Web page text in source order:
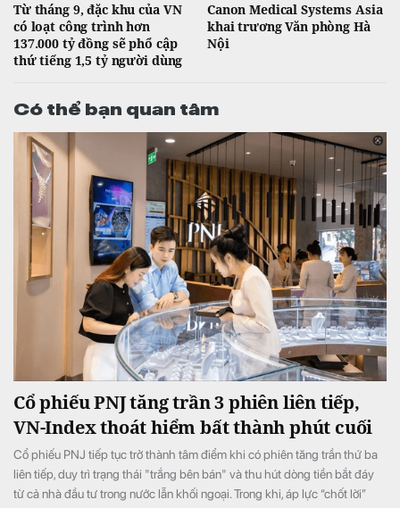
Từ tháng 9, đặc khu của VN
có loạt công trình hơn
137.000 tỷ đồng sẽ phổ cập
thứ tiếng 1,5 tỷ người dùng
Canon Medical Systems Asia
khai trương Văn phòng Hà
Nội
Có thể bạn quan tâm
Cổ phiếu PNJ tăng trần 3 phiên liên tiếp,
VN-Index thoát hiểm bất thành phút cuối
Cổ phiếu PNJ tiếp tục trở thành tâm điểm khi có phiên tăng trần thứ ba
liên tiếp, duy trì trạng thái "trắng bên bán" và thu hút dòng tiền bắt đáy
từ cả nhà đầu tư trong nước lẫn khối ngoại. Trong khi, áp lực “chốt lời”